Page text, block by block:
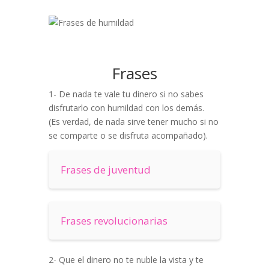
Frases
1- De nada te vale tu dinero si no sabes
disfrutarlo con humildad con los demás.
(Es verdad, de nada sirve tener mucho si no
se comparte o se disfruta acompañado).
Frases de juventud
Frases revolucionarias
2- Que el dinero no te nuble la vista y te